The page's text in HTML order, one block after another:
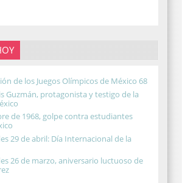
de los Juegos Olímpicos de México 68
Guzmán, protagonista y testigo de la
de 1968, golpe contra estudiantes
29 de abril: Día Internacional de la
26 de marzo, aniversario luctuoso de